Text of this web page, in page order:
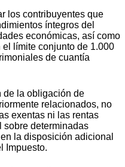
los contribuyentes que
íntegros del
económicas, así como
límite conjunto de 1.000
de cuantía
de la obligación de
relacionados, no
exentas ni las rentas
sobre determinadas
la disposición adicional
Impuesto.